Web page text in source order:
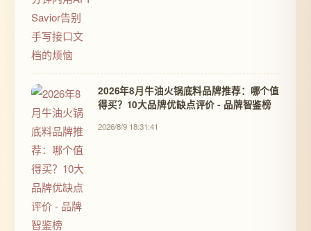
2026年8月牛油火锅底料品牌推荐：哪个值
得买？10大品牌优缺点评价 - 品牌智鉴榜
2026/8/9 18:31:41